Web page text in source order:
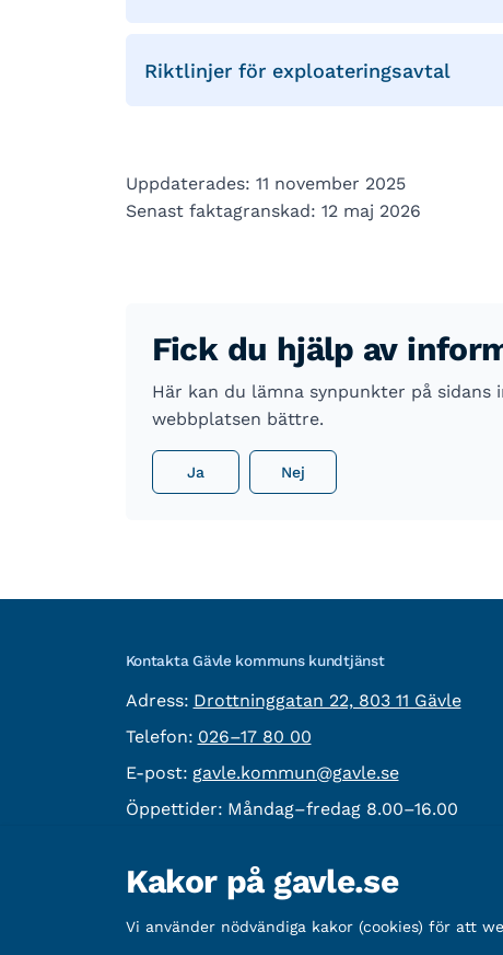
Riktlinjer för exploateringsavtal
Uppdaterades: 11 november 2025
Senast faktagranskad: 12 maj 2026
Fick du hjälp av
Här kan du lämna synpunkter på
webbplatsen bättre.
Ja Nej
Kontakta Gävle kommuns kundtjänst
Adress: besöksadress:
Drottninggatan 22, 803 11 Gävle
Telefon: Telefon:
026–17 80 00
E-post: E-post:
gavle.kommun@gavle.se
Öppettider: Måndag–fredag 8.00–16.00
Övrig information
Organisationsnummer: 212000-2338
Kakor på gavle.se
Vi använder nödvändiga kakor (cookies) för att